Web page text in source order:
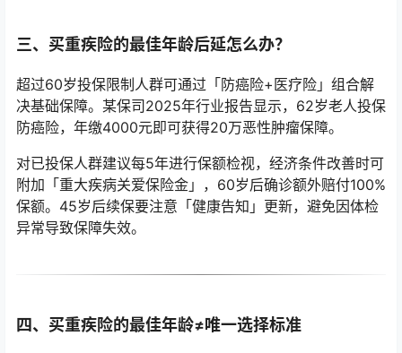
三、买重疾险的最佳年龄后延怎么办？
超过60岁投保限制人群可通过「防癌险+医疗险」组合解
决基础保障。某保司2025年行业报告显示，62岁老人投保
防癌险，年缴4000元即可获得20万恶性肿瘤保障。
对已投保人群建议每5年进行保额检视，经济条件改善时可
附加「重大疾病关爱保险金」，60岁后确诊额外赔付100%
保额。45岁后续保要注意「健康告知」更新，避免因体检
异常导致保障失效。
四、买重疾险的最佳年龄≠唯一选择标准